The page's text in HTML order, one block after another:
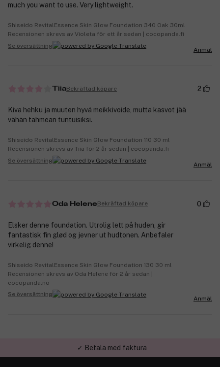
much you want to use. Very lightweight.
Shiseido RevitalEssence Skin Glow Foundation 340 Oak 30ml
Recensionen skrevs av Violeta för ett år sedan | cocopanda.fi
Se översättning
Anmäl
TiiaBekräftad köpare 2
Kiva hehku ja muuten hyvä meikkivoide, mutta kasvot jää
vähän tahmean tuntuisiksi.
Shiseido RevitalEssence Skin Glow Foundation 110 30 ml
Recensionen skrevs av Tiia för 2 år sedan | cocopanda.fi
Se översättning
Anmäl
Oda HeleneBekräftad köpare 0
Elsker denne foundation. Utrolig lett på huden, gir
fantastisk fin glød og jevner ut hudtonen. Anbefaler
virkelig denne!
Shiseido RevitalEssence Skin Glow Foundation 130 30 ml
Recensionen skrevs av Oda Helene för 2 år sedan |
cocopanda.no
Se översättning
Anmäl
✓ Trygg E-handel